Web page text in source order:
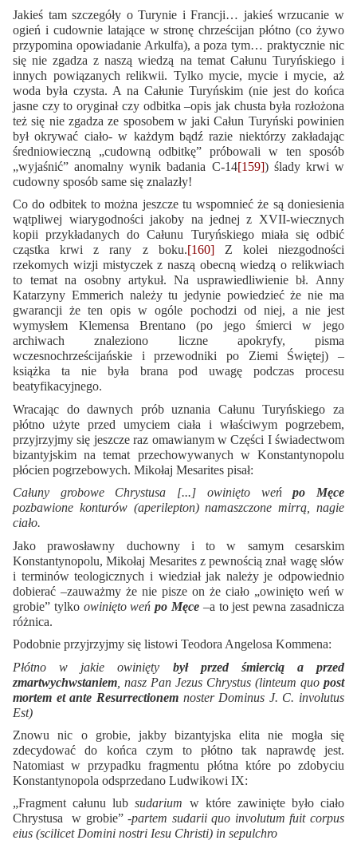
Jakieś tam szczegóły o Turynie i Francji… jakieś wrzucanie w
ogień i cudownie latające w stronę chrześcijan płótno (co żywo
przypomina opowiadanie Arkulfa), a poza tym… praktycznie nic
się nie zgadza z naszą wiedzą na temat Całunu Turyńskiego i
innych powiązanych relikwii. Tylko mycie, mycie i mycie, aż
woda była czysta. A na Całunie Turyńskim (nie jest do końca
jasne czy to oryginał czy odbitka –opis jak chusta była rozłożona
też się nie zgadza ze sposobem w jaki Całun Turyński powinien
był okrywać ciało- w każdym bądź razie niektórzy zakładając
średniowieczną „cudowną odbitkę” próbowali w ten sposób
„wyjaśnić” anomalny wynik badania C-14[159]) ślady krwi w
cudowny sposób same się znalazły!
Co do odbitek to można jeszcze tu wspomnieć że są doniesienia
wątpliwej wiarygodności jakoby na jednej z XVII-wiecznych
kopii przykładanych do Całunu Turyńskiego miała się odbić
cząstka krwi z rany z boku.[160] Z kolei niezgodności
rzekomych wizji mistyczek z naszą obecną wiedzą o relikwiach
to temat na osobny artykuł. Na usprawiedliwienie bł. Anny
Katarzyny Emmerich należy tu jedynie powiedzieć że nie ma
gwarancji że ten opis w ogóle pochodzi od niej, a nie jest
wymysłem Klemensa Brentano (po jego śmierci w jego
archiwach znaleziono liczne apokryfy, pisma
wczesnochrześcijańskie i przewodniki po Ziemi Świętej) –
książka ta nie była brana pod uwagę podczas procesu
beatyfikacyjnego.
Wracając do dawnych prób uznania Całunu Turyńskiego za
płótno użyte przed umyciem ciała i właściwym pogrzebem,
przyjrzyjmy się jeszcze raz omawianym w Części I świadectwom
bizantyjskim na temat przechowywanych w Konstantynopolu
płócien pogrzebowych. Mikołaj Mesarites pisał:
Całuny grobowe Chrystusa [...] owinięto weńpo Męce
pozbawione konturów (aperilepton) namaszczone mirrą, nagie
ciało.
Jako prawosławny duchowny i to w samym cesarskim
Konstantynopolu, Mikołaj Mesarites z pewnością znał wagę słów
i terminów teologicznych i wiedział jak należy je odpowiednio
dobierać –zauważmy że nie pisze on że ciało „owinięto weń w
grobie” tylko owinięto weńpo Męce –a to jest pewna zasadnicza
różnica.
Podobnie przyjrzyjmy się listowi Teodora Angelosa Kommena:
Płótno w jakie owinięty był przed śmiercią a przed
zmartwychwstaniem , nasz Pan Jezus Chrystus (linteum quo post
mortem et ante Resurrectionemnoster Dominus J. C. involutus
Est)
Znowu nic o grobie, jakby bizantyjska elita nie mogła się
zdecydować do końca czym to płótno tak naprawdę jest.
Natomiast w przypadku fragmentu płótna które po zdobyciu
Konstantynopola odsprzedano Ludwikowi IX:
„Fragment całunu lubsudarium w które zawinięte było ciało
Chrystusa w grobie” -partem sudarii quo involutum fuit corpus
eius (scilicet Domini nostri Iesu Christi) in sepulchro